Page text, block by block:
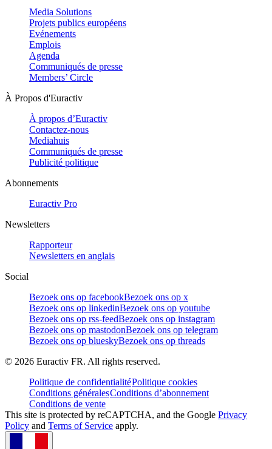
Media Solutions
Projets publics européens
Evénements
Emplois
Agenda
Communiqués de presse
Members’ Circle
À Propos d'Euractiv
À propos d’Euractiv
Contactez-nous
Mediahuis
Communiqués de presse
Publicité politique
Abonnements
Euractiv Pro
Newsletters
Rapporteur
Newsletters en anglais
Social
Bezoek ons op facebookBezoek ons op x
Bezoek ons op linkedinBezoek ons op youtube
Bezoek ons op rss-feedBezoek ons op instagram
Bezoek ons op mastodonBezoek ons op telegram
Bezoek ons op blueskyBezoek ons op threads
© 2026 Euractiv FR. All rights reserved.
Politique de confidentialitéPolitique cookies
Conditions généralesConditions d’abonnement
Conditions de vente
This site is protected by reCAPTCHA, and the Google Privacy
Policy and Terms of Service apply.